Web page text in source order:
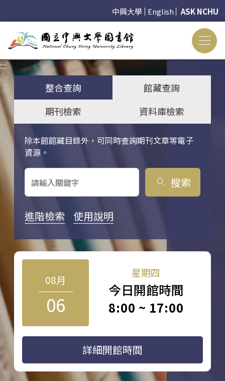
中興大學 English ASK NCHU
:::
整合查詢
館藏查詢
期刊檢索
資料庫檢索
除本館館藏目錄外，可同時查詢期刊文章等電子
資源。
關鍵字搜尋
search 搜索
進階檢索 使用說明
08月
06
星期四
今日開館時間
8:00 ~ 17:00
詳細開館時間